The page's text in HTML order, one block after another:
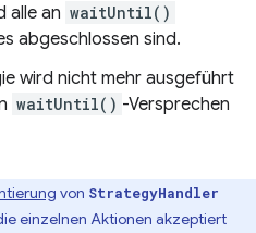
alle an waitUntil()
abgeschlossen sind.
wird nicht mehr ausgeführt
waitUntil() -Versprechen
von StrategyHandler
einzelnen Aktionen akzeptiert